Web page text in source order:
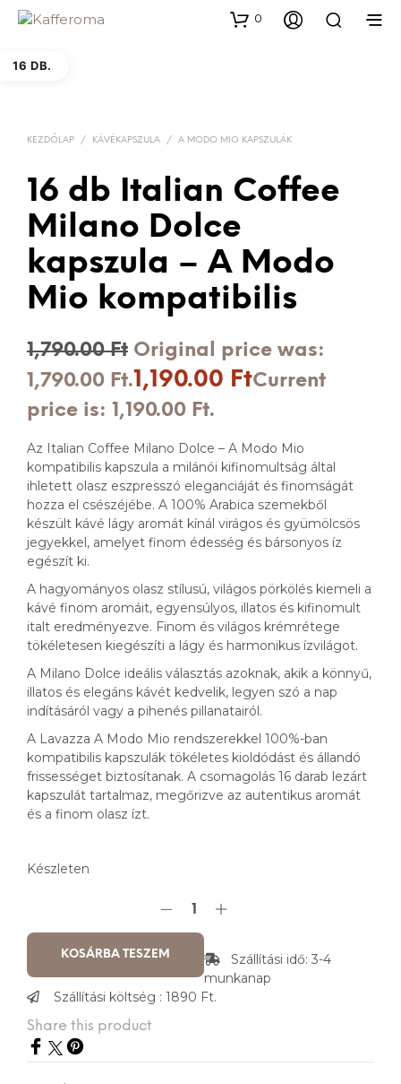
0
16 DB.
KEZDŐLAP / KÁVÉKAPSZULA / A MODO MIO KAPSZULÁK
16 db Italian Coffee
Milano Dolce
kapszula – A Modo
Mio kompatibilis
1,790.00Ft Original price was:
1,790.00 Ft.1,190.00 FtCurrent
price is: 1,190.00 Ft.
Az Italian Coffee Milano Dolce – A Modo Mio
kompatibilis kapszula a milánói kifinomultság által
ihletett olasz eszpresszó eleganciáját és finomságát
hozza el csészéjébe. A 100% Arabica szemekből
készült kávé lágy aromát kínál virágos és gyümölcsös
jegyekkel, amelyet finom édesség és bársonyos íz
egészít ki.
A hagyományos olasz stílusú, világos pörkölés kiemeli a
kávé finom aromáit, egyensúlyos, illatos és kifinomult
italt eredményezve. Finom és világos krémrétege
tökéletesen kiegészíti a lágy és harmonikus ízvilágot.
A Milano Dolce ideális választás azoknak, akik a könnyű,
illatos és elegáns kávét kedvelik, legyen szó a nap
indításáról vagy a pihenés pillanatairól.
A Lavazza A Modo Mio rendszerekkel 100%-ban
kompatibilis kapszulák tökéletes kioldódást és állandó
frissességet biztosítanak. A csomagolás 16 darab lezárt
kapszulát tartalmaz, megőrizve az autentikus aromát
és a finom olasz ízt.
Készleten
KOSÁRBA TESZEM
Szállítási idő: 3-4
munkanap
Szállítási költség : 1890 Ft.
Share this product